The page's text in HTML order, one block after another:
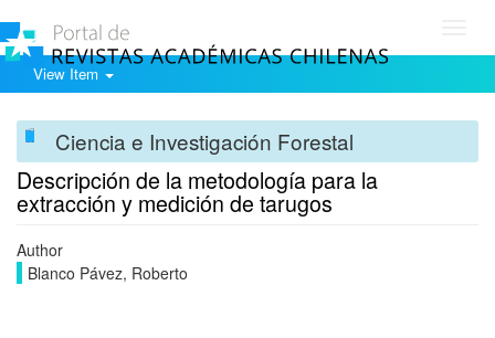
View Item
Ciencia e Investigación Forestal
Descripción de la metodología para la
extracción y medición de tarugos
Author
Blanco Pávez, Roberto